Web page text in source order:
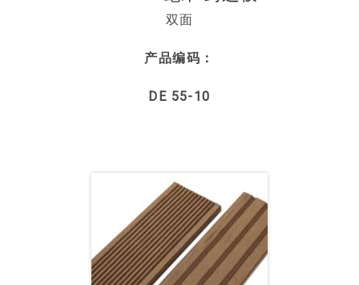
双面
产品编码：
DE 55-10